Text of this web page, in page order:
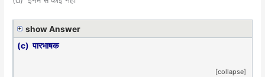
show Answer
(c) पारभाषक
[collapse]